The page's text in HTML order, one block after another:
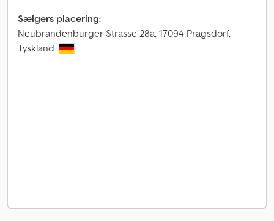
Sælgers placering:
Neubrandenburger Strasse 28a, 17094 Pragsdorf,
Tyskland